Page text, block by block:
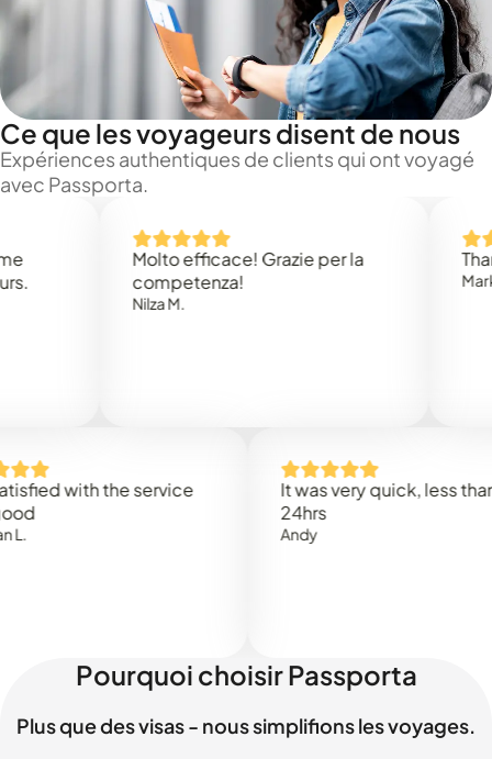
Ce que les voyageurs disent de nous
Expériences authentiques de clients qui ont voyagé
avec Passporta.
Molto efficace! Grazie per la
competenza!
Thank
with the service
It was very quick, less than
Pourquoi choisir Passporta
Plus que des visas - nous simplifions les voyages.